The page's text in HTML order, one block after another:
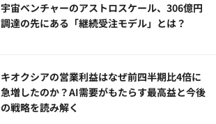
宇宙ベンチャーのアストロスケール、306億円
調達の先にある「継続受注モデル」とは？
キオクシアの営業利益はなぜ前四半期比4倍に
急増したのか？AI需要がもたらす最高益と今後
の戦略を読み解く